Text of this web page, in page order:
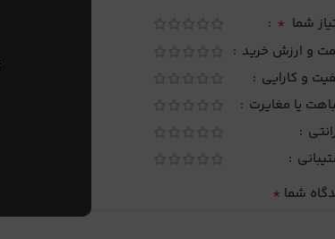
شما *
و ارزش خرید
و کارایی
یا مغایرت
شما *